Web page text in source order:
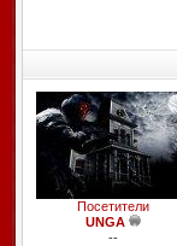
Посетители
UNGA
--